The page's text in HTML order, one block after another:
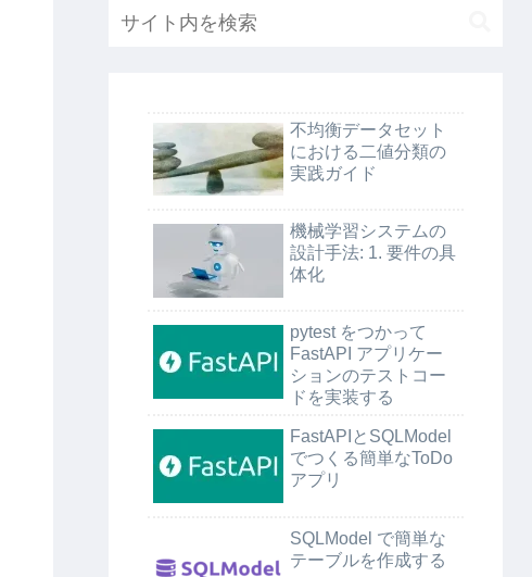
不均衡データセット
における二値分類の
実践ガイド
機械学習システムの
設計手法: 1. 要件の具
体化
pytest をつかって
FastAPI アプリケー
ションのテストコー
ドを実装する
FastAPIとSQLModel
でつくる簡単なToDo
アプリ
SQLModel で簡単な
テーブルを作成する